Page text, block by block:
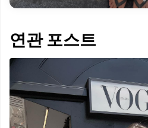
연관 포스트